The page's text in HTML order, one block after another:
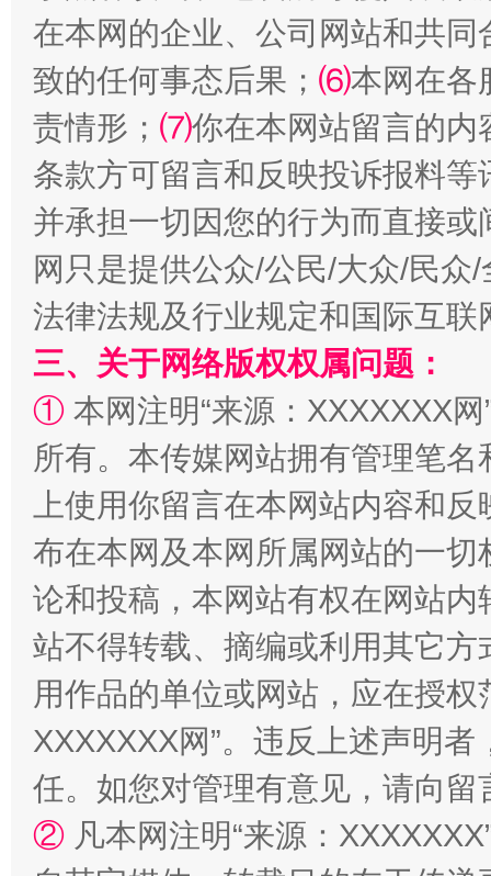
扯下公款旅游的“隐身衣” 如何以
“蜀中异人”王建安的艺术幻境
在本网的企业、公司网站和共
致的任何事态后果； ⑹本网在各
责情形； ⑺你在本网站留言的内
条款方可留言和反映投诉报料
并承担一切因您的行为而直接
网只是提供公众/公民/大众/民
法律法规及行业规定和国际互
三、关于网络版权权属问题：
① 本网注明“来源：XXXXXXX
所有。本传媒网站拥有管理笔
上使用你留言在本网站内容和
布在本网及本网所属网站的一
论和投稿，本网站有权在网站
站不得转载、摘编或利用其它
用作品的单位或网站，应在授
XXXXXXX网”。违反上述声明
任。如您对管理有意见，请向
② 凡本网注明“来源：